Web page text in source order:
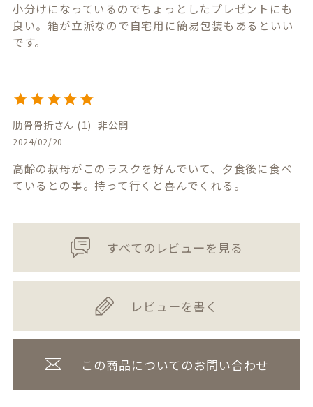
小分けになっているのでちょっとしたプレゼントにも
良い。箱が立派なので自宅用に簡易包装もあるといい
です。
肋骨骨折 1 非公開
2024/02/20
高齢の叔母がこのラスクを好んでいて、夕食後に食べ
ているとの事。持って行くと喜んでくれる。
すべてのレビューを見る
レビューを書く
この商品についてのお問い合わせ